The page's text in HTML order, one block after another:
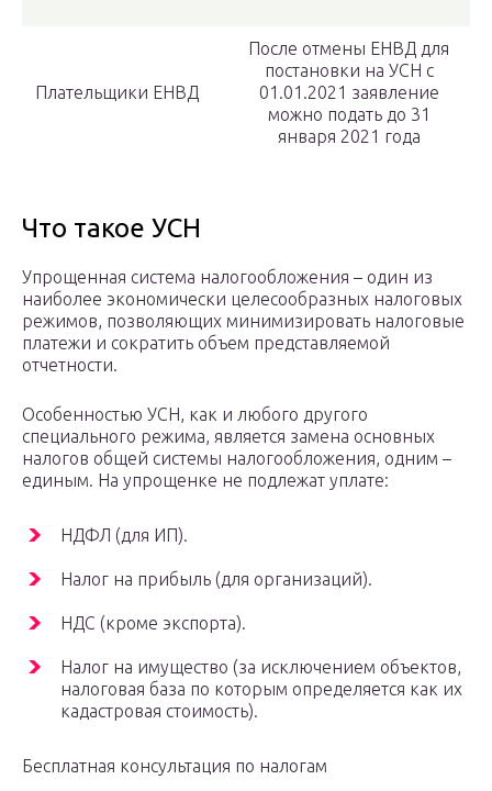
Плательщики ЕНВД
После отмены ЕНВД для
постановки на УСН с
01.01.2021 заявление
можно подать до 31
января 2021 года
Что такое УСН
Упрощенная система налогообложения – один из
наиболее экономически целесообразных налоговых
режимов, позволяющих минимизировать налоговые
платежи и сократить объем представляемой
отчетности.
Особенностью УСН, как и любого другого
специального режима, является замена основных
налогов общей системы налогообложения, одним –
единым. На упрощенке не подлежат уплате:
НДФЛ (для ИП).
Налог на прибыль (для организаций).
НДС (кроме экспорта).
Налог на имущество (за исключением объектов,
налоговая база по которым определяется как их
кадастровая стоимость).
Бесплатная консультация по налогам